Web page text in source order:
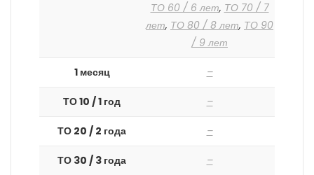
ТО 60 / 6 лет, ТО 70 / 7
лет, ТО 80 / 8 лет, ТО 90
/ 9 лет
1 месяц –
ТО 10 / 1 год –
ТО 20 / 2 года –
ТО 30 / 3 года –